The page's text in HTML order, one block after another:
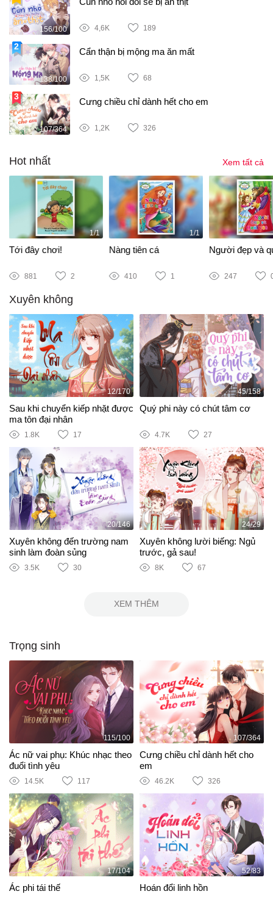
156/100 4,6K 189
138/100
Cẩn thận bị mộng ma ăn mất
1,5K 68
107/364
Cưng chiều chỉ dành hết cho em
1,2K 326
Hot nhất Xem tất cả
1/1
Tới đây chơi!
881 2
1/1
Nàng tiên cá
410 1
Người đẹp và
247
Xuyên không
12/170
Sau khi chuyển kiếp nhặt được
ma tôn đại nhân
1.8K 17
45/158
Quý phi này có chút tâm cơ
4.7K 27
20/146
Xuyên không đến trường nam
sinh làm đoàn sủng
3.5K 30
24/29
Xuyên không lười biếng: Ngủ
trước, gả sau!
8K 67
XEM THÊM
Trọng sinh
115/100
Ác nữ vai phụ: Khúc nhạc theo
đuổi tình yêu
14.5K 117
107/364
Cưng chiều chỉ dành hết cho
em
46.2K 326
17/104
Ác phi tái thế
52/83
Hoán đổi linh hồn